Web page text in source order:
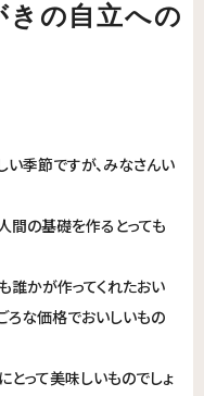
の自立への
い季節ですが、みなさんい
間の基礎を作るとっても
誰かが作ってくれたおい
ろな価格でおいしいもの
とって美味しいものでしょ